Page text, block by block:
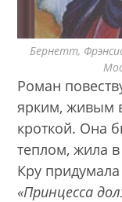
Бернетт,
Роман
ярким, живым
кроткой. Она
теплом, жила
Кру
«Принцесса